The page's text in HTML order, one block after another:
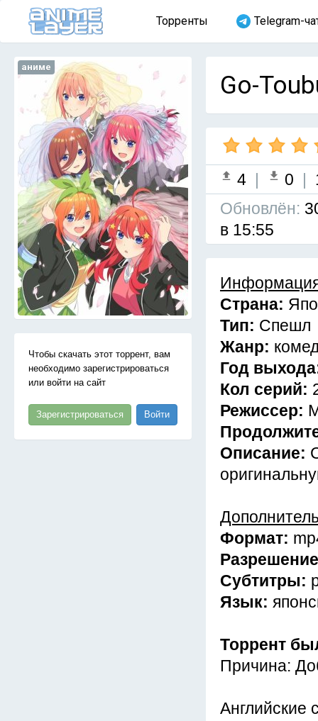
Торренты Telegram-
аниме
Чтобы скачать этот торрент, вам
необходимо зарегистрироваться
или войти на сайт
Зарегистрироваться Войти
Go-
4 | 0 |
Обновлён:
в 15:55
Страна:
Тип: Спешл
Жанр:
Год
Кол серий:
Режиссер:
Описание:
Формат:
Субтитры:
Язык:
Торрент
Причина:
Английские